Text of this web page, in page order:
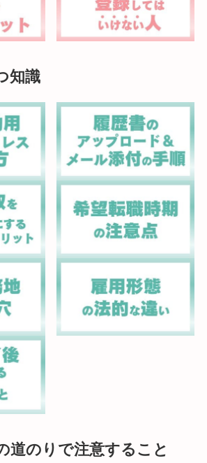
知識
道のりで注意すること